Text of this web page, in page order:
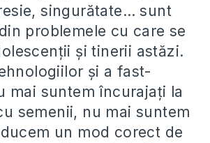
singurătate… sunt
problemele cu care se
și tinerii astăzi.
și a fast-
mai suntem încurajați la
semenii, nu mai suntem
un mod corect de